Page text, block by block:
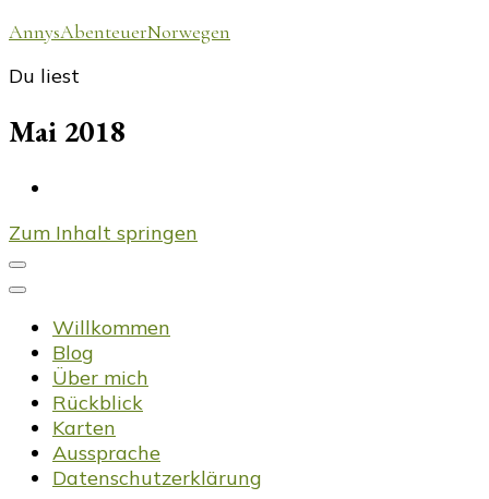
AnnysAbenteuerNorwegen
Du liest
Mai 2018
Zum Inhalt springen
Willkommen
Blog
Über mich
Rückblick
Karten
Aussprache
Datenschutzerklärung